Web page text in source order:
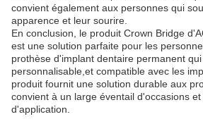
convient également aux personnes qui
apparence et leur sourire.
En conclusion, le produit Crown Bridge
est une solution parfaite pour les
prothèse d'implant dentaire permanent qui
personnalisable,et compatible avec les
produit fournit une solution durable aux
convient à un large éventail d'occasions
d'application.